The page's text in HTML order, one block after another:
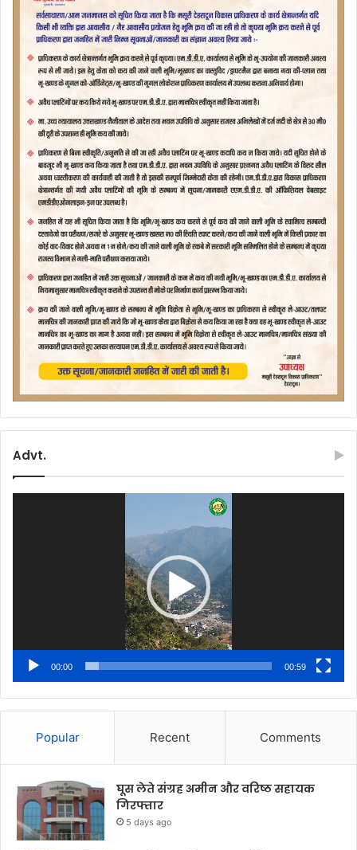
Advt.
00:00 00:59
Popular Recent Comments
घूस लेते संग्रह अमीन और वरिष्ठ सहायक
गिरफ्तार
5 days ago